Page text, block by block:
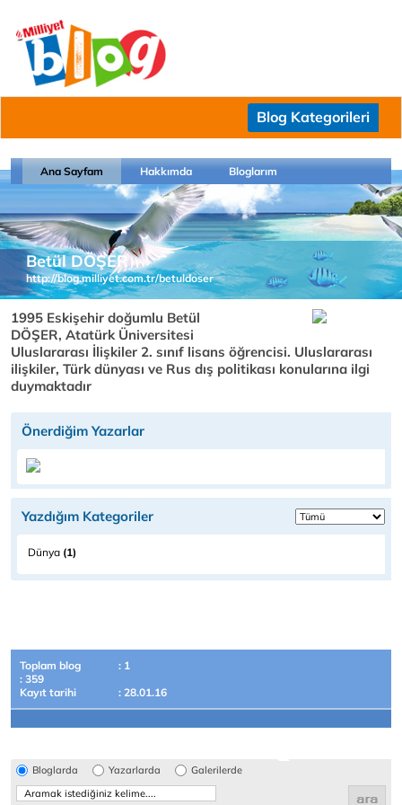
Blog Kategorileri
Ana Sayfam Hakkımda Bloglarım
Betül DÖŞER
http://blog.milliyet.com.tr/betuldoser
1995 Eskişehir doğumlu Betül
DÖŞER, Atatürk Üniversitesi
Uluslararası İlişkiler 2. sınıf lisans öğrencisi. Uluslararası
ilişkiler, Türk dünyası ve Rus dış politikası konularına ilgi
duymaktadır
Önerdiğim Yazarlar
Yazdığım Kategoriler
Dünya (1)
Toplam blog
: 1
: 359
Kayıt tarihi
: 28.01.16
Bloglarda Yazarlarda Galerilerde